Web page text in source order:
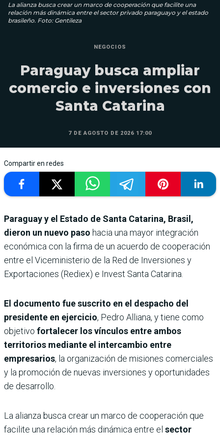
La alianza busca crear un marco de cooperación que facilite una
relación más dinámica entre el sector privado paraguayo y el estado
brasileño. Foto: Gentileza
NEGOCIOS
Paraguay busca ampliar
comercio e inversiones con
Santa Catarina
7 DE AGOSTO DE 2026 17:00
Compartir en redes
Paraguay y el Estado de Santa Catarina, Brasil,
dieron un nuevo paso hacia una mayor integración
económica con la firma de un acuerdo de cooperación
entre el Viceministerio de la Red de Inversiones y
Exportaciones (Rediex) e Invest Santa Catarina.
El documento fue suscrito en el despacho del
presidente en ejercicio, Pedro Alliana, y tiene como
objetivo fortalecer los vínculos entre ambos
territorios mediante el intercambio entre
empresarios, la organización de misiones comerciales
y la promoción de nuevas inversiones y oportunidades
de desarrollo.
La alianza busca crear un marco de cooperación que
facilite una relación más dinámica entre el sector